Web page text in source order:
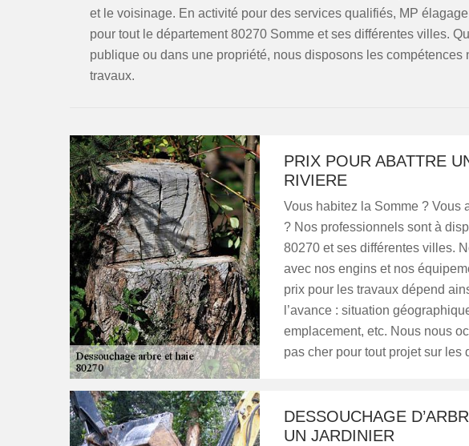
et le voisinage. En activité pour des services qualifiés, MP élagage
pour tout le département 80270 Somme et ses différentes villes.
publique ou dans une propriété, nous disposons les compétences
travaux.
PRIX POUR ABATTRE
RIVIERE
Vous habitez la Somme ? Vous
? Nos professionnels sont à
80270 et ses différentes villes.
avec nos engins et nos
prix pour les travaux dépend
l’avance : situation
emplacement, etc. Nous nous
pas cher pour tout projet sur les
DESSOUCHAGE
UN JARDINIER